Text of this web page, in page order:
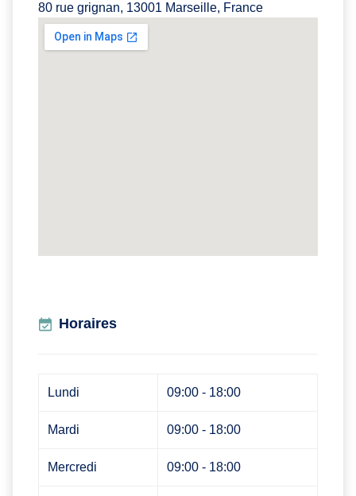
80 rue grignan, 13001 Marseille, France
Horaires
Lundi 09:00 - 18:00
Mardi 09:00 - 18:00
Mercredi 09:00 - 18:00